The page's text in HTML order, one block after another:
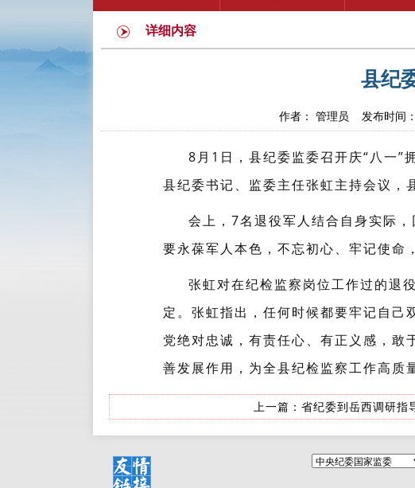
详细内容
县纪
作者： 管理员 发布时间
8月1日，县纪委监委召开庆“八一”
县纪委书记、监委主任张虹主持会议，
会上，7名退役军人结合自身实际
要永葆军人本色，不忘初心、牢记使命
张虹对在纪检监察岗位工作过的退
定。张虹指出，任何时候都要牢记自
党绝对忠诚，有责任心、有正义感，
善发展作用，为全县纪检监察工作高质
上一篇： 省纪委到岳西调研指